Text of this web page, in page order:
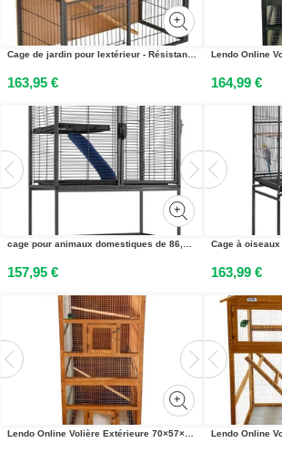
Cage de jardin pour lextérieur - Résistante aux intempéries - Avec passerelle - Cage - Grande maison pour lapins - Noire
163,95 € 164,99 €
cage pour animaux domestiques de 86,5 cm de haut - Petite cage pour rats, hamsters, cochons dInde, chinchillas - 61X44X86,5 cm - Avec roulettes
157,95 € 163,99 €
Lendo Online Volière Extérieure 70×57×165 cm Bois Marron